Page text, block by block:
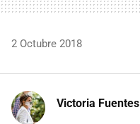
2 Octubre 2018
Victoria Fuentes